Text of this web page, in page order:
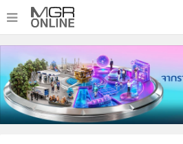
• ทันเหตุการณ์
• ภาคใต้
• ภูมิภาค